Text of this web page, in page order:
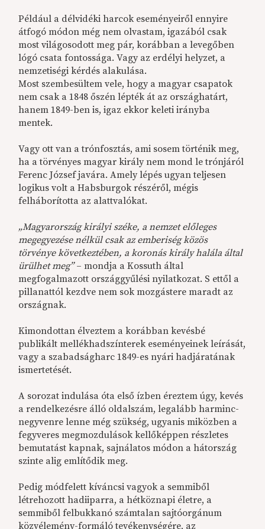
Például a délvidéki harcok eseményeiről ennyire
átfogó módon még nem olvastam, igazából csak
most világosodott meg pár, korábban a levegőben
lógó csata fontossága. Vagy az erdélyi helyzet, a
nemzetiségi kérdés alakulása.
Most szembesültem vele, hogy a magyar csapatok
nem csak a 1848 őszén lépték át az országhatárt,
hanem 1849-ben is, igaz ekkor keleti irányba
mentek.
Vagy ott van a trónfosztás, ami sosem történik meg,
ha a törvényes magyar király nem mond le trónjáról
Ferenc József javára. Amely lépés ugyan teljesen
logikus volt a Habsburgok részéről, mégis
felháborította az alattvalókat.
„Magyarország királyi széke, a nemzet előleges
megegyezése nélkül csak az emberiség közös
törvénye következtében, a koronás király halála által
ürülhet meg”– mondja a Kossuth által
megfogalmazott országgyűlési nyilatkozat. S ettől a
pillanattól kezdve nem sok mozgástere maradt az
országnak.
Kimondottan élveztem a korábban kevésbé
publikált mellékhadszínterek eseményeinek leírását,
vagy a szabadságharc 1849-es nyári hadjáratának
ismertetését.
A sorozat indulása óta első ízben éreztem úgy, kevés
a rendelkezésre álló oldalszám, legalább harminc-
negyvenre lenne még szükség, ugyanis miközben a
fegyveres megmozdulások kellőképpen részletes
bemutatást kapnak, sajnálatos módon a hátország
szinte alig említődik meg.
Pedig módfelett kíváncsi vagyok a semmiből
létrehozott hadiiparra, a hétköznapi életre, a
semmiből felbukkanó számtalan sajtóorgánum
közvélemény-formáló tevékenységére, az